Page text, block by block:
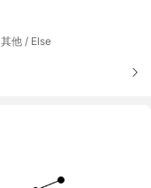
其他 / Else